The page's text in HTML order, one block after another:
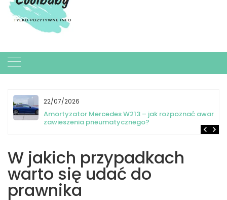
22/07/2026
Amortyzator Mercedes W213 – jak rozpoznać awarię
zawieszenia pneumatycznego?
W jakich przypadkach
warto się udać do
prawnika